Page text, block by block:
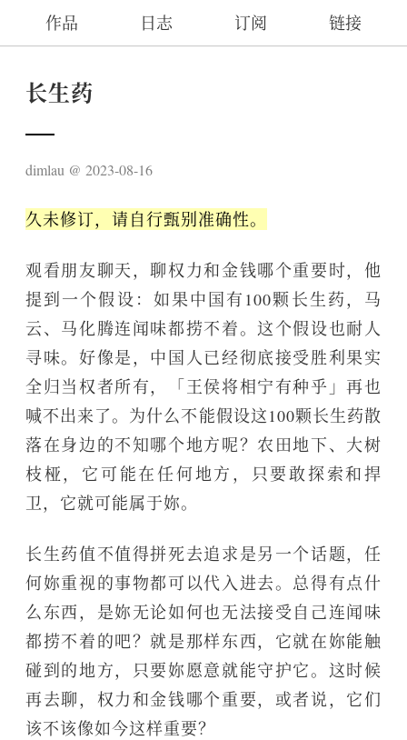
作品 日志 订阅 链接
长生药
dimlau 2023-08-16
久未修订，请自行甄别准确性。
观看朋友聊天，聊权力和金钱哪个重要时，他
提到一个假设：如果中国有100颗长生药，马
云、马化腾连闻味都捞不着。这个假设也耐人
寻味。好像是，中国人已经彻底接受胜利果实
全归当权者所有，「王侯将相宁有种乎」再也
喊不出来了。为什么不能假设这100颗长生药散
落在身边的不知哪个地方呢？农田地下、大树
枝桠，它可能在任何地方，只要敢探索和捍
卫，它就可能属于妳。
长生药值不值得拼死去追求是另一个话题，任
何妳重视的事物都可以代入进去。总得有点什
么东西，是妳无论如何也无法接受自己连闻味
都捞不着的吧？就是那样东西，它就在妳能触
碰到的地方，只要妳愿意就能守护它。这时候
再去聊，权力和金钱哪个重要，或者说，它们
该不该像如今这样重要？